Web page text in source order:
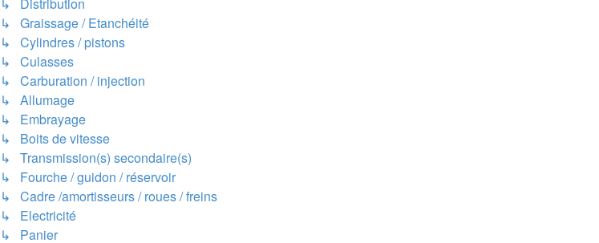
↳ Graissage / Etanchéité
↳ Cylindres / pistons
↳ Culasses
↳ Carburation / injection
↳ Allumage
↳ Embrayage
↳ Boits de vitesse
↳ Transmission(s) secondaire(s)
↳ Fourche / guidon / réservoir
↳ Cadre /amortisseurs / roues / freins
↳ Electricité
↳ Panier